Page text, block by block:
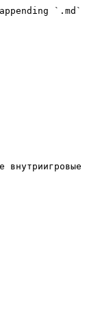
`.md`
внутриигровые